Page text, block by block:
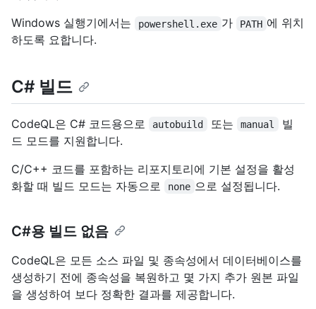
Windows 실행기에서는
powershell.exe 가 PATH 에 위치
하도록 요합니다.
C# 빌드
CodeQL은 C# 코드용으로 autobuild 또는 manual
빌
드 모드를 지원합니다.
C/C++ 코드를 포함하는 리포지토리에 기본 설정을 활성
화할 때 빌드 모드는 자동으로
none 으로 설정됩니다.
C#용 빌드 없음
CodeQL은 모든 소스 파일 및 종속성에서 데이터베이스를
생성하기 전에 종속성을 복원하고 몇 가지 추가 원본 파일
을 생성하여 보다 정확한 결과를 제공합니다.